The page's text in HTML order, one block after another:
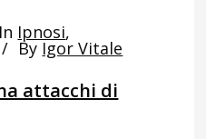
In Ipnosi,
By Igor Vitale
attacchi di